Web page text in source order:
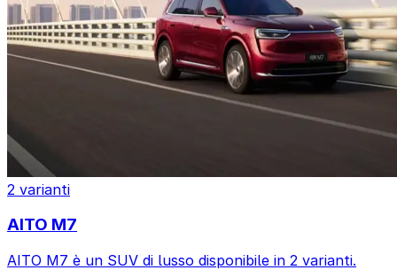
2 varianti
AITO M7
AITO M7 è un SUV di lusso disponibile in 2 varianti.